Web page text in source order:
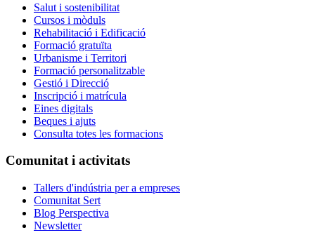
Salut i sostenibilitat
Cursos i mòduls
Rehabilitació i Edificació
Formació gratuïta
Urbanisme i Territori
Formació personalitzable
Gestió i Direcció
Inscripció i matrícula
Eines digitals
Beques i ajuts
Consulta totes les formacions
Comunitat i activitats
Tallers d'indústria per a empreses
Comunitat Sert
Blog Perspectiva
Newsletter